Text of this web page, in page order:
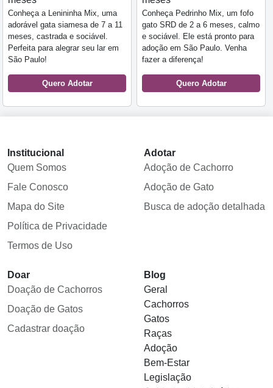
Conheça a Lenininha Mix, uma
adorável gata siamesa de 7 a 11
meses, castrada e sociável.
Perfeita para alegrar seu lar em
São Paulo!
Quero Adotar
Conheça Pedrinho Mix, um fofo
gato SRD de 2 a 6 meses, calmo
e sociável. Ele está pronto para
adoção em São Paulo. Venha
fazer a diferença!
Quero Adotar
Institucional
Quem Somos
Fale Conosco
Mapa do Site
Política de Privacidade
Termos de Uso
Adotar
Adoção de Cachorro
Adoção de Gato
Busca de adoção detalhada
Doar
Doação de Cachorros
Doação de Gatos
Cadastrar doação
Blog
Geral
Cachorros
Gatos
Raças
Adoção
Bem-Estar
Legislação